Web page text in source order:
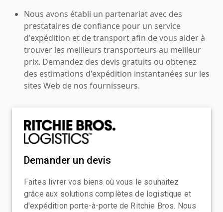
Nous avons établi un partenariat avec des
prestataires de confiance pour un service
d'expédition et de transport afin de vous aider à
trouver les meilleurs transporteurs au meilleur
prix. Demandez des devis gratuits ou obtenez
des estimations d'expédition instantanées sur les
sites Web de nos fournisseurs.
Demander un devis
Faites livrer vos biens où vous le souhaitez
grâce aux solutions complètes de logistique et
d'expédition porte-à-porte de Ritchie Bros. Nous